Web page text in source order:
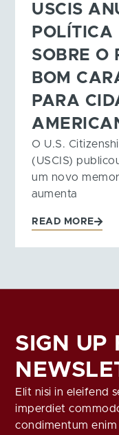
USCIS
POLÍTICA
SOBRE O
BOM
PARA
O U.S.
(USCIS)
um novo
aumenta
READ MORE
SIGN UP
Elit nisi in eleifend
imperdiet
condimentum enim